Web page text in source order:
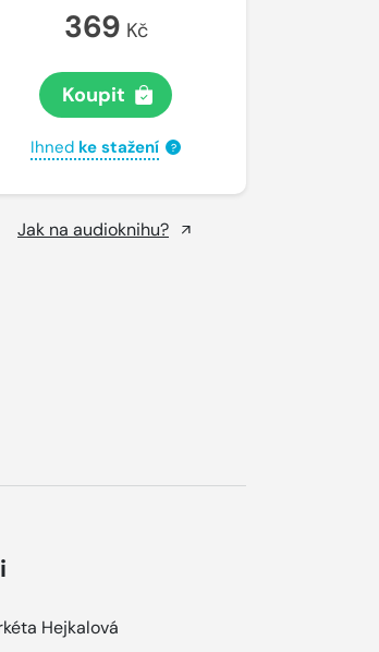
369 Kč
Koupit
Ihned ke stažení ?
Jak na audioknihu?
Hejkalová